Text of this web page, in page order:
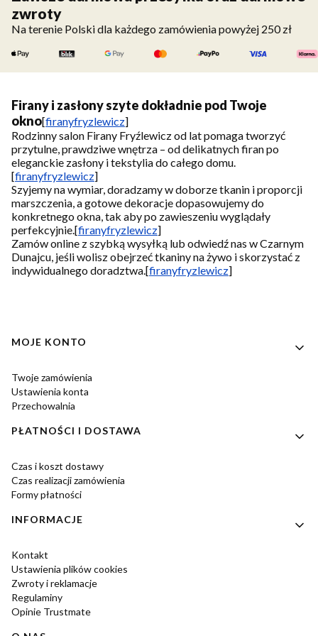
zwroty
Na terenie Polski dla każdego zamówienia powyżej 250 zł
Firany i zasłony szyte dokładnie pod Twoje
okno[firanyfryzlewicz]
Rodzinny salon Firany Fryźlewicz od lat pomaga tworzyć
przytulne, prawdziwe wnętrza – od delikatnych firan po
eleganckie zasłony i tekstylia do całego domu.
[firanyfryzlewicz]
Szyjemy na wymiar, doradzamy w doborze tkanin i proporcji
marszczenia, a gotowe dekoracje dopasowujemy do
konkretnego okna, tak aby po zawieszeniu wyglądały
perfekcyjnie.[firanyfryzlewicz]
Zamów online z szybką wysyłką lub odwiedź nas w Czarnym
Dunajcu, jeśli wolisz obejrzeć tkaniny na żywo i skorzystać z
indywidualnego doradztwa.[firanyfryzlewicz]
Linki w stopce
MOJE KONTO
Twoje zamówienia
Ustawienia konta
Przechowalnia
PŁATNOŚCI I DOSTAWA
Czas i koszt dostawy
Czas realizacji zamówienia
Formy płatności
INFORMACJE
Kontakt
Ustawienia plików cookies
Zwroty i reklamacje
Regulaminy
Opinie Trustmate